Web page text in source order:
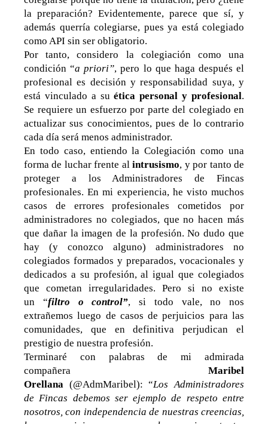
la preparación? Evidentemente, parece que sí, y
además querría colegiarse, pues ya está colegiado
como API sin ser obligatorio.
Por tanto, considero la colegiación como una
condición “a priori”, pero lo que haga después el
profesional es decisión y responsabilidad suya, y
está vinculado a suética personal y profesional.
Se requiere un esfuerzo por parte del colegiado en
actualizar sus conocimientos, pues de lo contrario
cada día será menos administrador.
En todo caso, entiendo la Colegiación como una
forma de luchar frente alintrusismo, y por tanto de
proteger a los Administradores de Fincas
profesionales. En mi experiencia, he visto muchos
casos de errores profesionales cometidos por
administradores no colegiados, que no hacen más
que dañar la imagen de la profesión. No dudo que
hay (y conozco alguno) administradores no
colegiados formados y preparados, vocacionales y
dedicados a su profesión, al igual que colegiados
que cometan irregularidades. Pero si no existe
un “filtro o control”, si todo vale, no nos
extrañemos luego de casos de perjuicios para las
comunidades, que en definitiva perjudican el
prestigio de nuestra profesión.
Terminaré con palabras de mi admirada
compañera Maribel
Orellana (@AdmMaribel): “Los Administradores
de Fincas debemos ser ejemplo de respeto entre
nosotros, con independencia de nuestras creencias,